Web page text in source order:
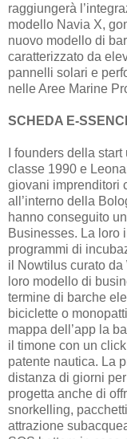
raggiungerà
modello Navia X,
nuovo modello di
caratterizzato da
pannelli solari e
nelle Aree Marine
SCHEDA E-
I founders della
classe 1990 e
giovani imprenditori
all’interno della
hanno conseguito
Businesses. La loro
programmi di
il Nowtilus curato da
loro modello di
termine di barche
biciclette o
mappa dell’app la
il timone con un
patente nautica. La
distanza di giorni
progetta anche di
snorkelling,
attrazione